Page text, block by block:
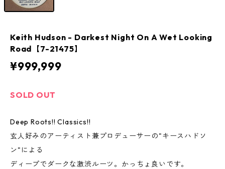
Keith Hudson - Darkest Night On A Wet Looking
Road【7-21475】
¥999,999
SOLD OUT
Deep Roots!! Classics!!
玄人好みのアーティスト兼プロデューサーの"キースハドソ
ン"による
ディープでダークな激渋ルーツ。かっちょ良いです。